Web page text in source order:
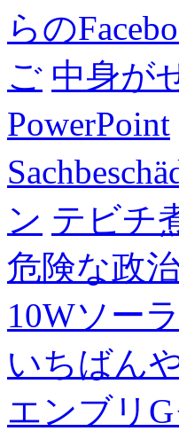
らの
ご 中身が
PowerPoint
ン テビチ
危険な政
10Wソー
いちばん
エンブリ